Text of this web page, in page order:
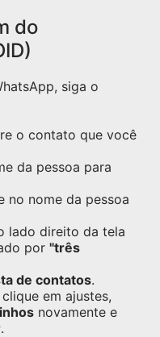
do
siga o
o contato que você
da pessoa para
no nome da pessoa
lado direito da tela
por "três
de contatos.
em ajustes,
novamente e
.